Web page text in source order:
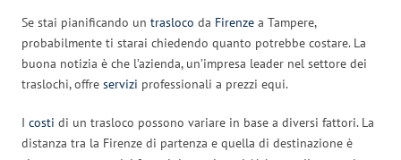
Se stai pianificando un trasloco da Firenze a Tampere,
probabilmente ti starai chiedendo quanto potrebbe costare. La
buona notizia è che l’azienda, un’impresa leader nel settore dei
traslochi, offre servizi professionali a prezzi equi.
I costi di un trasloco possono variare in base a diversi fattori. La
distanza tra la Firenze di partenza e quella di destinazione è